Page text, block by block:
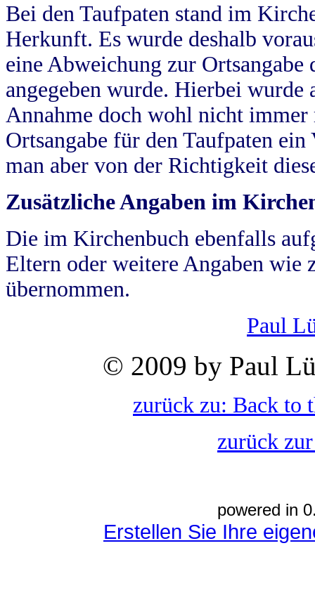
Bei den Taufpaten stand im
Herkunft. Es wurde deshalb
eine Abweichung zur
angegeben wurde. Hierbei wurde
Annahme doch wohl nicht
Ortsangabe für den Taufpaten
man aber von der Richtigkeit
Zusätzliche Angaben im
Die im Kirchenbuch ebenfalls
Eltern oder weitere Angaben wie
übernommen.
Paul
© 2009 by Paul
zurück zu: Back to
zurück
powered in
Erstellen Sie Ihre